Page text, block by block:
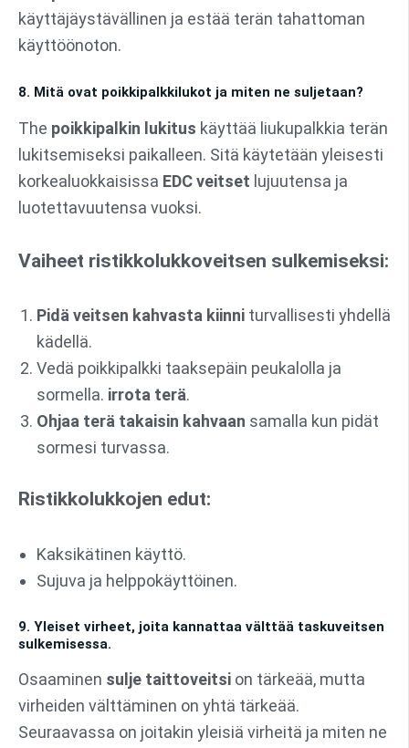
käyttäjäystävällinen ja estää terän tahattoman
käyttöönoton.
8. Mitä ovat poikkipalkkilukot ja miten ne suljetaan?
The poikkipalkin lukitus käyttää liukupalkkia terän
lukitsemiseksi paikalleen. Sitä käytetään yleisesti
korkealuokkaisissa EDC veitset lujuutensa ja
luotettavuutensa vuoksi.
Vaiheet ristikkolukkoveitsen sulkemiseksi:
Pidä veitsen kahvasta kiinni turvallisesti yhdellä
kädellä.
Vedä poikkipalkki taaksepäin peukalolla ja
sormella. irrota terä.
Ohjaa terä takaisin kahvaan samalla kun pidät
sormesi turvassa.
Ristikkolukkojen edut:
Kaksikätinen käyttö.
Sujuva ja helppokäyttöinen.
9. Yleiset virheet, joita kannattaa välttää taskuveitsen
sulkemisessa.
Osaaminen sulje taittoveitsi on tärkeää, mutta
virheiden välttäminen on yhtä tärkeää.
Seuraavassa on joitakin yleisiä virheitä ja miten ne